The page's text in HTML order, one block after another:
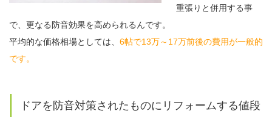
重張りと併用する事
で、更なる防音効果を高められるんです。
平均的な価格相場としては、 6帖で13万～17万前後の費用が一般的
です。
ドアを防音対策されたものにリフォームする値段